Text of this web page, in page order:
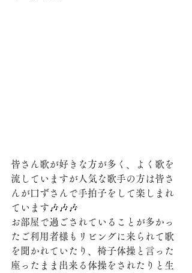
皆さん歌が好きな方が多く、よく歌を
流していますが人気な歌手の方は皆さ
んが口ずさんで手拍子をして楽しまれ
ています🎶🎶🎶
お部屋で過ごされていることが多かっ
たご利用者様もリビングに来られて歌
を聞かれていたり、椅子体操と言った
座ったまま出来る体操をされたりと生